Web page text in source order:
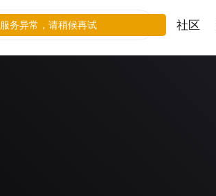
社区
服务异常，请稍候再试